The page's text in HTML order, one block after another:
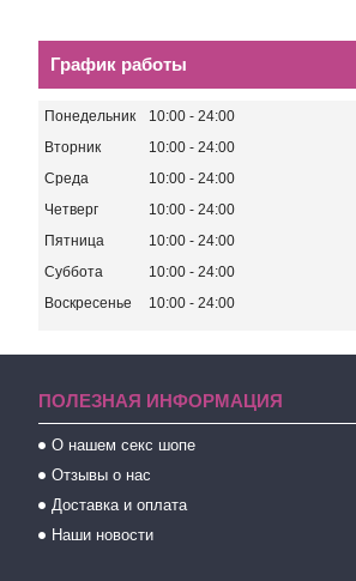
График работы
Понедельник 10:00
24:00
Вторник
10:00
24:00
Среда
10:00
24:00
Четверг
10:00
24:00
Пятница
10:00
24:00
Суббота
10:00
24:00
Воскресенье
10:00 24:00
ПОЛЕЗНАЯ ИНФОРМАЦИЯ
О нашем секс шопе
Отзывы о нас
Доставка и оплата
Наши новости